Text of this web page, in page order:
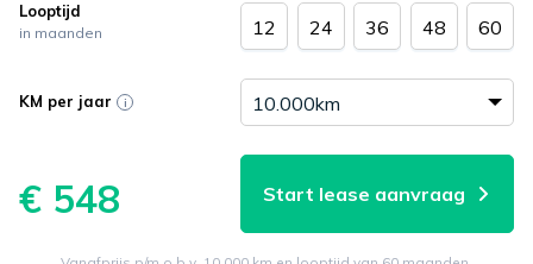
Looptijd
in maanden 12 24 36 48 60
KM per jaar
€ 548 Start lease aanvraag